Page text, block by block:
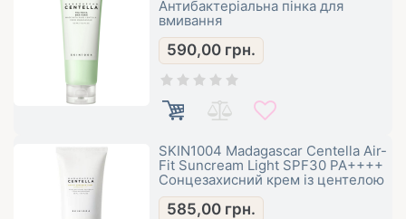
Антибактеріальна пінка для
вмивання
590,00 грн.
SKIN1004 Madagascar Centella Air-
Fit Suncream Light SPF30 PA++++
Сонцезахисний крем із центелою
585,00 грн.